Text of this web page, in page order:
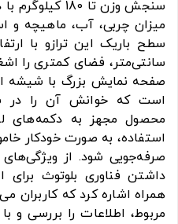
میزان چربی، آب، ماهیچه و
است که خوانش آن را در
محصول مجهز به دکمه‌های
استفاده، به صورت خودکار
صرفه‌جویی شود. از ویژگی‌های
داشتن فناوری بلوتوث
همراه اشاره کرد که کاربران
مربوط، اطلاعات را بررسی و